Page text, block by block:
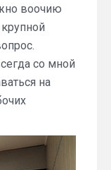
воочию
со мной
на